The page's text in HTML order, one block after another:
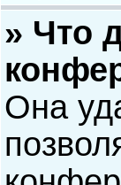
» Что
Она